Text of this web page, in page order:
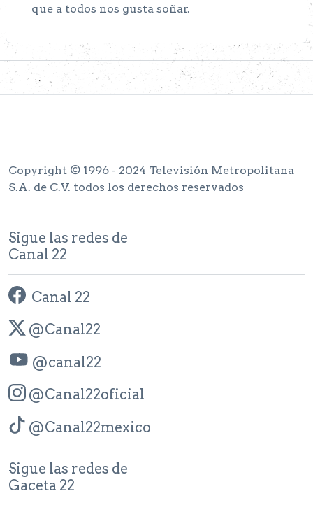
que a todos nos gusta soñar.
Copyright © 1996 - 2024 Televisión Metropolitana
S.A. de C.V. todos los derechos reservados
Sigue las redes de
Canal 22
Canal 22
@Canal22
@canal22
@Canal22oficial
@Canal22mexico
Sigue las redes de
Gaceta 22